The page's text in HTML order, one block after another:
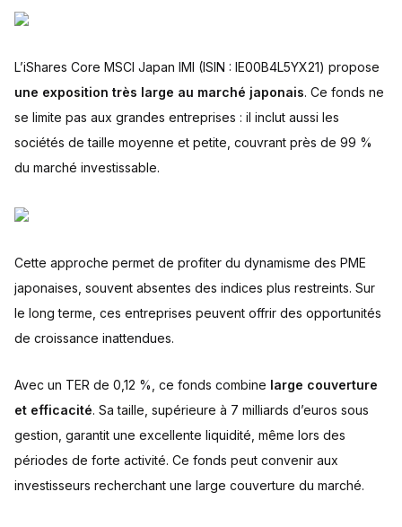
L’iShares Core MSCI Japan IMI (ISIN : IE00B4L5YX21) propose
une exposition très large au marché japonais. Ce fonds ne
se limite pas aux grandes entreprises : il inclut aussi les
sociétés de taille moyenne et petite, couvrant près de 99 %
du marché investissable.
Cette approche permet de profiter du dynamisme des PME
japonaises, souvent absentes des indices plus restreints. Sur
le long terme, ces entreprises peuvent offrir des opportunités
de croissance inattendues.
Avec un TER de 0,12 %, ce fonds combine large couverture
et efficacité. Sa taille, supérieure à 7 milliards d’euros sous
gestion, garantit une excellente liquidité, même lors des
périodes de forte activité. Ce fonds peut convenir aux
investisseurs recherchant une large couverture du marché.